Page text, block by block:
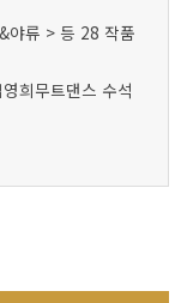
야류 > 등 28 작품
희무트댄스 수석